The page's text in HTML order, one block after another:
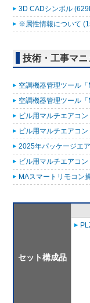
3D CADシンボル
※属性情報について
技術・工事マニ
空調機器管理ツール
空調機器管理ツール
ビル用マルチエアコ
ビル用マルチエアコ
2025年パッケージエ
ビル用マルチエアコ
MAスマートリモコン
セット構成品